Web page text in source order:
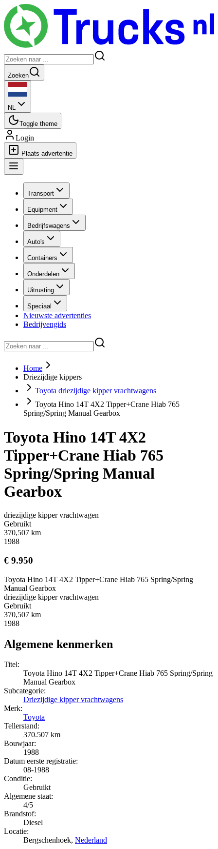
Zoeken
NL
Toggle theme
Login
Plaats advertentie
Transport
Equipment
Bedrijfswagens
Auto's
Containers
Onderdelen
Uitrusting
Speciaal
Nieuwste advertenties
Bedrijvengids
Home
Driezijdige kippers
Toyota driezijdige kipper vrachtwagens
Toyota Hino 14T 4X2 Tipper+Crane Hiab 765
Spring/Spring Manual Gearbox
Toyota Hino 14T 4X2
Tipper+Crane Hiab 765
Spring/Spring Manual
Gearbox
driezijdige kipper vrachtwagen
Gebruikt
370,507 km
1988
€ 9.950
Toyota Hino 14T 4X2 Tipper+Crane Hiab 765 Spring/Spring
Manual Gearbox
driezijdige kipper vrachtwagen
Gebruikt
370,507 km
1988
Algemene kenmerken
Titel:
Toyota Hino 14T 4X2 Tipper+Crane Hiab 765 Spring/Spring
Manual Gearbox
Subcategorie:
Driezijdige kipper vrachtwagens
Merk:
Toyota
Tellerstand:
370.507 km
Bouwjaar:
1988
Datum eerste registratie:
08-1988
Conditie:
Gebruikt
Algemene staat:
4/5
Brandstof:
Diesel
Locatie:
Bergschenhoek, Nederland